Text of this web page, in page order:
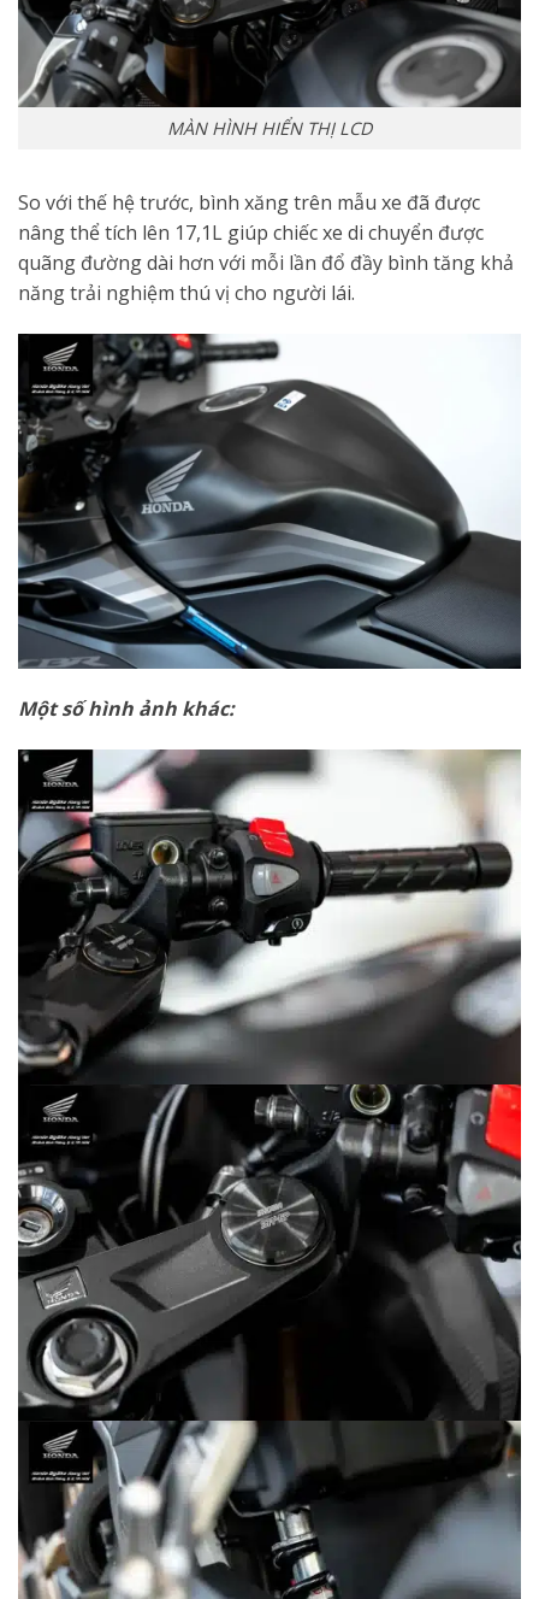
MÀN HÌNH HIỂN THỊ LCD
So với thế hệ trước, bình xăng trên mẫu xe đã được
nâng thể tích lên 17,1L giúp chiếc xe di chuyển được
quãng đường dài hơn với mỗi lần đổ đầy bình tăng khả
năng trải nghiệm thú vị cho người lái.
Một số hình ảnh khác: